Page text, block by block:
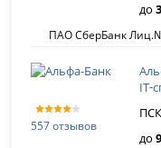
до
ПАО СберБанк
557 отзывов
ПСК
до